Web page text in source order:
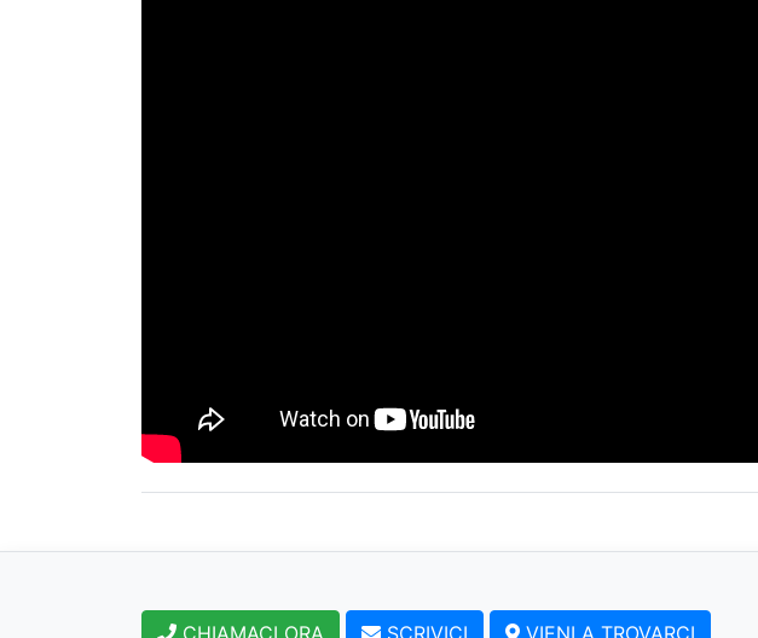
CHIAMACI ORA SCRIVICI VIENI A TROVARCI